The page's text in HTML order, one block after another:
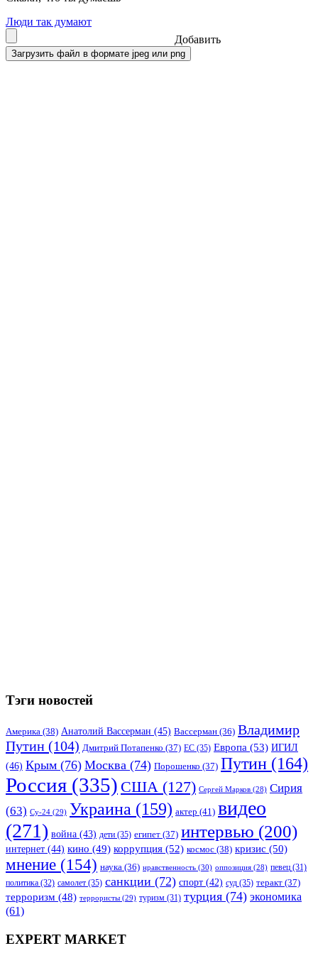
Люди так думают
Добавить
Тэги новостей
Америка (38) Анатолий Вассерман (45) Вассерман (36) Владимир
Путин (104) Дмитрий Потапенко (37) ЕС (35) Европа (53) ИГИЛ
(46) Крым (76) Москва (74) Порошенко (37) Путин (164)
Россия (335) США (127) Сергей Марков (28) Сирия
(63) Су-24 (29) Украина (159) актер (41) видео
(271) война (43) дети (35) египет (37) интервью (200)
интернет (44) кино (49) коррупция (52) космос (38) кризис (50)
мнение (154) наука (36) нравственность (30) оппозиция (28) певец (31)
политика (32) самолет (35) санкции (72) спорт (42) суд (35) теракт (37)
терроризм (48) террористы (29) туризм (31) турция (74) экономика
(61)
EXPERT MARKET